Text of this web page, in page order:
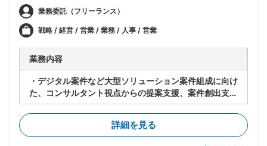
業務委託（フリーランス）
戦略 / 経営 / 営業 / 業務 / 人事 / 営業
業務内容
・デジタル案件など大型ソリューション案件組成に向け
た、コンサルタント視点からの提案支援、案件創出支
援、資料作成
詳細を見る